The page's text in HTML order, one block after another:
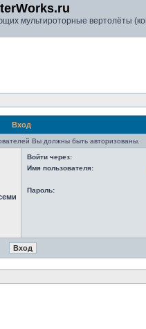
мультироторные вертолёты
Вход
Вы должны быть авторизованы.
Войти через:
Имя пользователя:
Пароль: